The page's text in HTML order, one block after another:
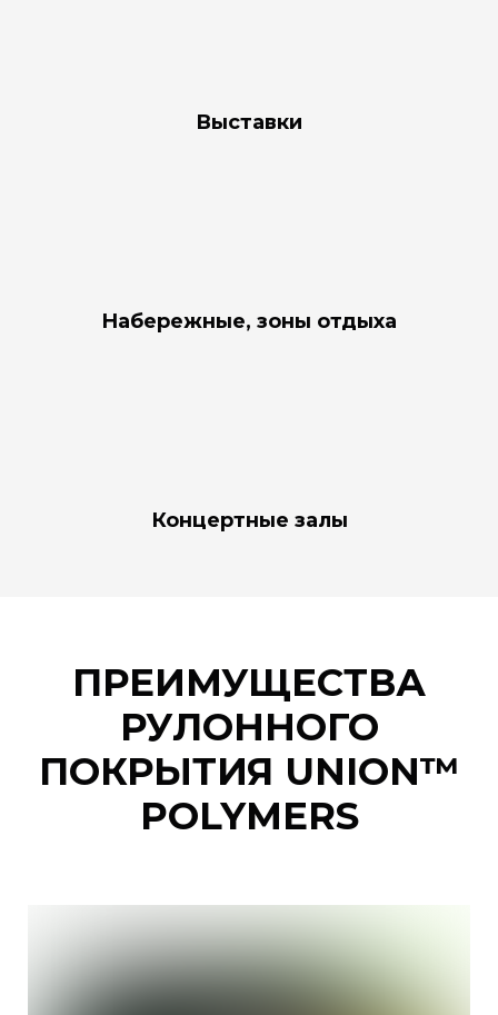
Выставки
Набережные, зоны отдыха
Концертные залы
ПРЕИМУЩЕСТВА
РУЛОННОГО
ПОКРЫТИЯ UNION™
POLYMERS